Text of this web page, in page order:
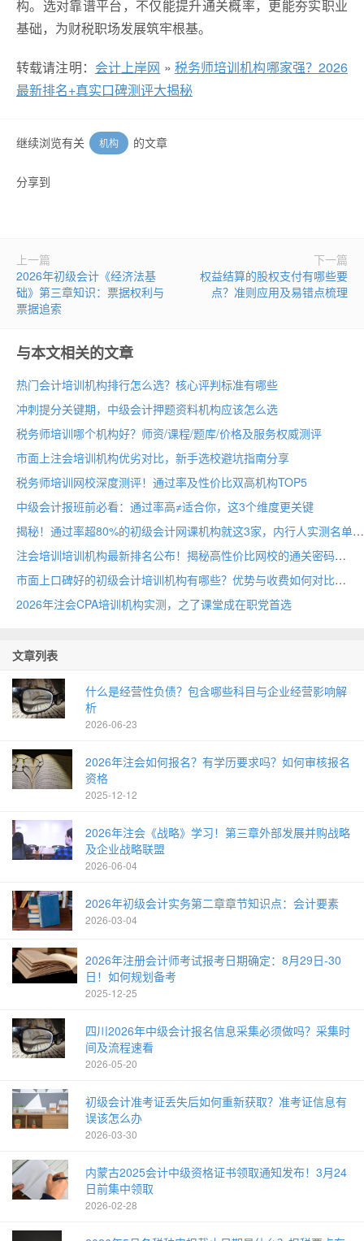
构。选对靠谱平台，不仅能提升通关概率，更能夯实职业
基础，为财税职场发展筑牢根基。
转载请注明： 会计上岸网 » 税务师培训机构哪家强？2026
最新排名+真实口碑测评大揭秘
继续浏览有关 机构 的文章
分享到
上一篇
2026年初级会计《经济法基
础》第三章知识：票据权利与
票据追索
下一篇
权益结算的股权支付有哪些要
点？准则应用及易错点梳理
与本文相关的文章
热门会计培训机构排行怎么选？核心评判标准有哪些
冲刺提分关键期，中级会计押题资料机构应该怎么选
税务师培训哪个机构好？师资/课程/题库/价格及服务权威测评
市面上注会培训机构优劣对比，新手选校避坑指南分享
税务师培训网校深度测评！通过率及性价比双高机构TOP5
中级会计报班前必看：通过率高≠适合你，这3个维度更关键
揭秘！通过率超80%的初级会计网课机构就这3家，内行人实测名单
注会培训培训机构最新排名公布！揭秘高性价比网校的通关密码
市面上口碑好的初级会计培训机构有哪些？优势与收费如何对比
2026年注会CPA培训机构实测，之了课堂成在职党首选
文章列表
什么是经营性负债？包含哪些科目与企业经营影响解
析
2026-06-23
2026年注会如何报名？有学历要求吗？如何审核报名
资格
2025-12-12
2026年注会《战略》学习！第三章外部发展并购战略
及企业战略联盟
2026-06-04
2026年初级会计实务第二章章节知识点：会计要素
2026-03-04
2026年注册会计师考试报考日期确定：8月29日-30
日！如何规划备考
2025-12-25
四川2026年中级会计报名信息采集必须做吗？采集时
间及流程速看
2026-05-20
初级会计准考证丢失后如何重新获取？准考证信息有
误该怎么办
2026-03-30
内蒙古2025会计中级资格证书领取通知发布！3月24
日前集中领取
2026-02-28